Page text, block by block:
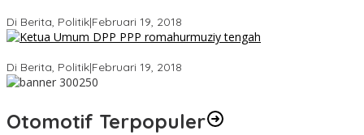
Di Berita, Politik|Februari 19, 2018
Di Berita, Politik|Februari 19, 2018
Otomotif Terpopuler